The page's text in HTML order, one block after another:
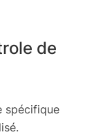
de
spécifique